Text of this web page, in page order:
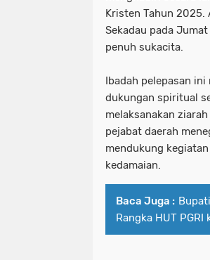
Kristen Tahun 2025.
Sekadau pada
penuh sukacita.
Ibadah pelepasan
dukungan spiritual
melaksanakan
pejabat daerah
mendukung
kedamaian.
Baca Juga :
Rangka HUT